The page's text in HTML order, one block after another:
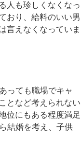
人も珍しくなくなっ
おり、給料のいい男
言えなくなっていま
っても職場でキャ
となど考えられない
位にもある程度満足
結婚を考え、子供